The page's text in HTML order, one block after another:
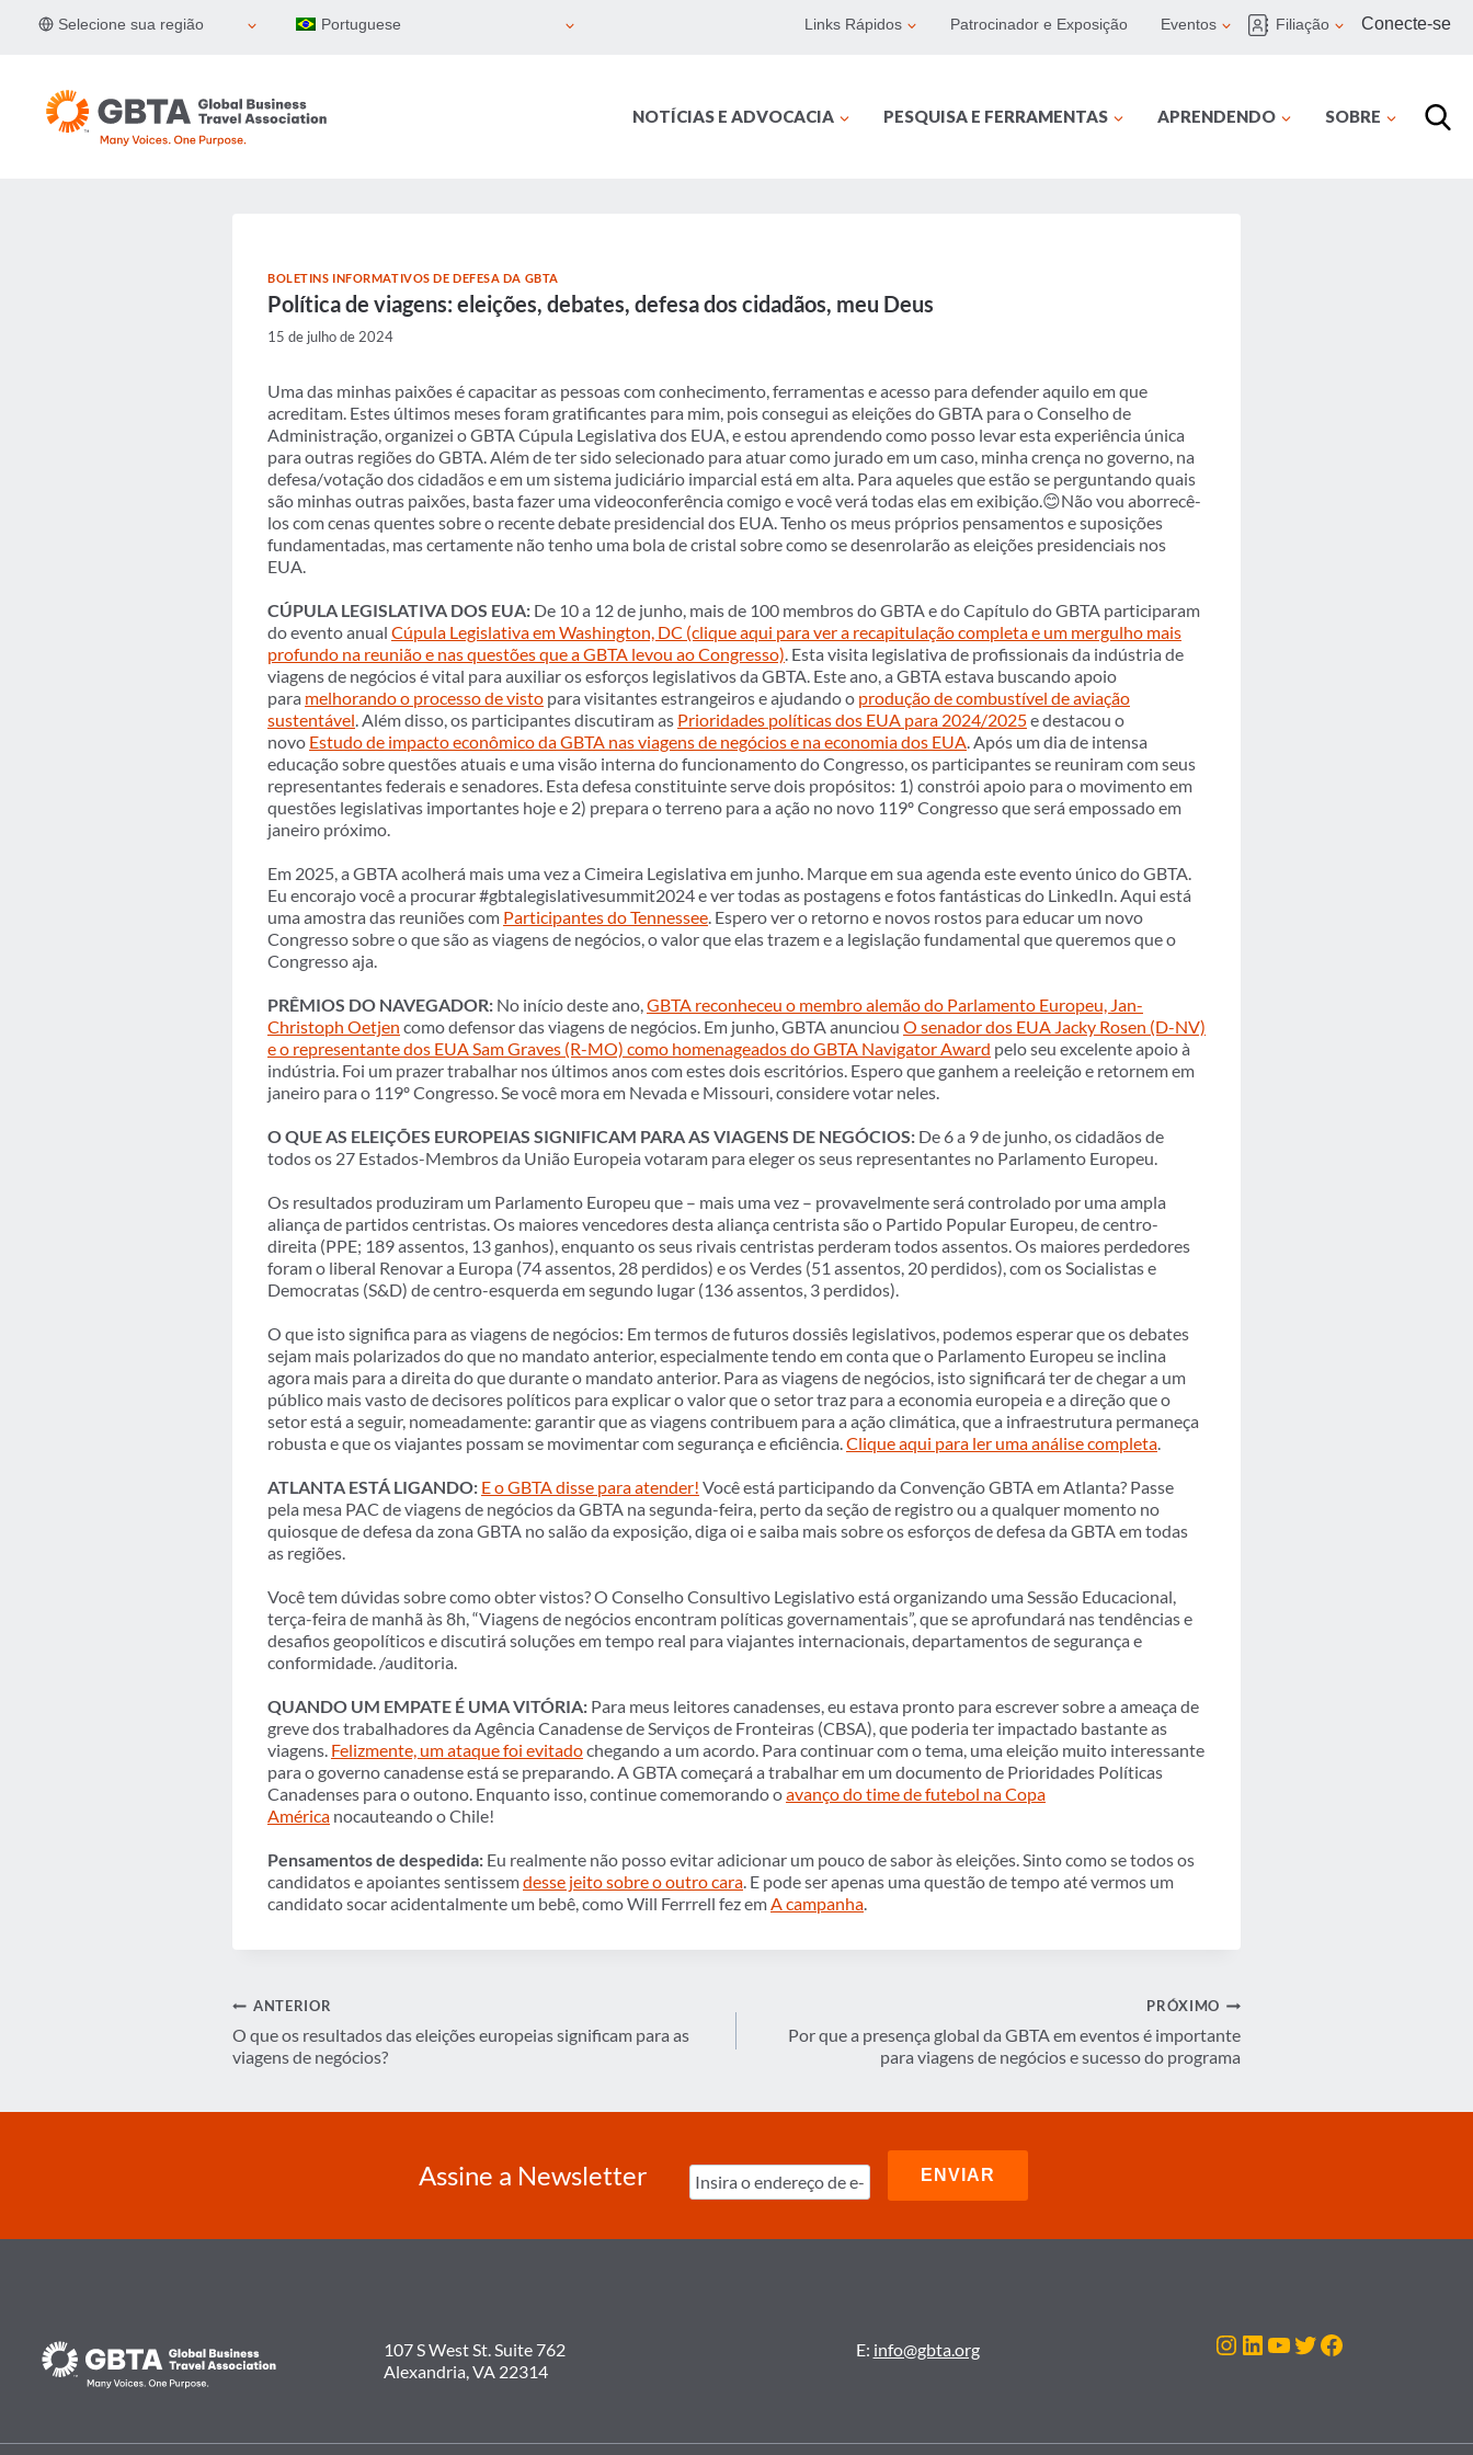
Selecione sua região Portuguese Links Rápidos Patrocinador e Exposição Eventos Filiação Conecte-se
NOTÍCIAS E ADVOCACIA PESQUISA E FERRAMENTAS APRENDENDO SOBRE
BOLETINS INFORMATIVOS DE DEFESA DA GBTA
Política de viagens: eleições, debates, defesa dos cidadãos, meu Deus
15 de julho de 2024
Uma das minhas paixões é capacitar as pessoas com conhecimento, ferramentas e acesso para defender aquilo em que
acreditam. Estes últimos meses foram gratificantes para mim, pois consegui as eleições do GBTA para o Conselho de
Administração, organizei o GBTA Cúpula Legislativa dos EUA, e estou aprendendo como posso levar esta experiência única
para outras regiões do GBTA. Além de ter sido selecionado para atuar como jurado em um caso, minha crença no governo, na
defesa/votação dos cidadãos e em um sistema judiciário imparcial está em alta. Para aqueles que estão se perguntando quais
são minhas outras paixões, basta fazer uma videoconferência comigo e você verá todas elas em exibição.😊Não vou aborrecê-
los com cenas quentes sobre o recente debate presidencial dos EUA. Tenho os meus próprios pensamentos e suposições
fundamentadas, mas certamente não tenho uma bola de cristal sobre como se desenrolarão as eleições presidenciais nos
EUA.
CÚPULA LEGISLATIVA DOS EUA: De 10 a 12 de junho, mais de 100 membros do GBTA e do Capítulo do GBTA participaram
do evento anual Cúpula Legislativa em Washington, DC (clique aqui para ver a recapitulação completa e um mergulho mais
profundo na reunião e nas questões que a GBTA levou ao Congresso). Esta visita legislativa de profissionais da indústria de
viagens de negócios é vital para auxiliar os esforços legislativos da GBTA. Este ano, a GBTA estava buscando apoio
para melhorando o processo de visto para visitantes estrangeiros e ajudando o produção de combustível de aviação
sustentável. Além disso, os participantes discutiram as Prioridades políticas dos EUA para 2024/2025e destacou o
novo Estudo de impacto econômico da GBTA nas viagens de negócios e na economia dos EUA. Após um dia de intensa
educação sobre questões atuais e uma visão interna do funcionamento do Congresso, os participantes se reuniram com seus
representantes federais e senadores. Esta defesa constituinte serve dois propósitos: 1) constrói apoio para o movimento em
questões legislativas importantes hoje e 2) prepara o terreno para a ação no novo 119º Congresso que será empossado em
janeiro próximo.
Em 2025, a GBTA acolherá mais uma vez a Cimeira Legislativa em junho. Marque em sua agenda este evento único do GBTA.
Eu encorajo você a procurar #gbtalegislativesummit2024 e ver todas as postagens e fotos fantásticas do LinkedIn. Aqui está
uma amostra das reuniões com Participantes do Tennessee. Espero ver o retorno e novos rostos para educar um novo
Congresso sobre o que são as viagens de negócios, o valor que elas trazem e a legislação fundamental que queremos que o
Congresso aja.
PRÊMIOS DO NAVEGADOR: No início deste ano,GBTA reconheceu o membro alemão do Parlamento Europeu, Jan-
Christoph Oetjen como defensor das viagens de negócios. Em junho, GBTA anunciou O senador dos EUA Jacky Rosen (D-NV)
e o representante dos EUA Sam Graves (R-MO) como homenageados do GBTA Navigator Award pelo seu excelente apoio à
indústria. Foi um prazer trabalhar nos últimos anos com estes dois escritórios. Espero que ganhem a reeleição e retornem em
janeiro para o 119º Congresso. Se você mora em Nevada e Missouri, considere votar neles.
O QUE AS ELEIÇÕES EUROPEIAS SIGNIFICAM PARA AS VIAGENS DE NEGÓCIOS: De 6 a 9 de junho, os cidadãos de
todos os 27 Estados-Membros da União Europeia votaram para eleger os seus representantes no Parlamento Europeu.
Os resultados produziram um Parlamento Europeu que – mais uma vez – provavelmente será controlado por uma ampla
aliança de partidos centristas. Os maiores vencedores desta aliança centrista são o Partido Popular Europeu, de centro-
direita (PPE; 189 assentos, 13 ganhos), enquanto os seus rivais centristas perderam todos assentos. Os maiores perdedores
foram o liberal Renovar a Europa (74 assentos, 28 perdidos) e os Verdes (51 assentos, 20 perdidos), com os Socialistas e
Democratas (S&D) de centro-esquerda em segundo lugar (136 assentos, 3 perdidos).
O que isto significa para as viagens de negócios: Em termos de futuros dossiês legislativos, podemos esperar que os debates
sejam mais polarizados do que no mandato anterior, especialmente tendo em conta que o Parlamento Europeu se inclina
agora mais para a direita do que durante o mandato anterior. Para as viagens de negócios, isto significará ter de chegar a um
público mais vasto de decisores políticos para explicar o valor que o setor traz para a economia europeia e a direção que o
setor está a seguir, nomeadamente: garantir que as viagens contribuem para a ação climática, que a infraestrutura permaneça
robusta e que os viajantes possam se movimentar com segurança e eficiência.Clique aqui para ler uma análise completa.
ATLANTA ESTÁ LIGANDO: E o GBTA disse para atender! Você está participando da Convenção GBTA em Atlanta? Passe
pela mesa PAC de viagens de negócios da GBTA na segunda-feira, perto da seção de registro ou a qualquer momento no
quiosque de defesa da zona GBTA no salão da exposição, diga oi e saiba mais sobre os esforços de defesa da GBTA em todas
as regiões.
Você tem dúvidas sobre como obter vistos? O Conselho Consultivo Legislativo está organizando uma Sessão Educacional,
terça-feira de manhã às 8h, “Viagens de negócios encontram políticas governamentais”, que se aprofundará nas tendências e
desafios geopolíticos e discutirá soluções em tempo real para viajantes internacionais, departamentos de segurança e
conformidade. /auditoria.
QUANDO UM EMPATE É UMA VITÓRIA: Para meus leitores canadenses, eu estava pronto para escrever sobre a ameaça de
greve dos trabalhadores da Agência Canadense de Serviços de Fronteiras (CBSA), que poderia ter impactado bastante as
viagens. Felizmente, um ataque foi evitadochegando a um acordo. Para continuar com o tema, uma eleição muito interessante
para o governo canadense está se preparando. A GBTA começará a trabalhar em um documento de Prioridades Políticas
Canadenses para o outono. Enquanto isso, continue comemorando oavanço do time de futebol na Copa
América nocauteando o Chile!
Pensamentos de despedida: Eu realmente não posso evitar adicionar um pouco de sabor às eleições. Sinto como se todos os
candidatos e apoiantes sentissemdesse jeito sobre o outro cara. E pode ser apenas uma questão de tempo até vermos um
candidato socar acidentalmente um bebê, como Will Ferrrell fez emA campanha.
Navegação
de
Post
ANTERIOR
O que os resultados das eleições europeias significam para as
viagens de negócios?
PRÓXIMO
Por que a presença global da GBTA em eventos é importante
para viagens de negócios e sucesso do programa
Assine a Newsletter
107 S West St. Suite 762
Alexandria, VA 22314
E: info@gbta.org Instagram
LinkedIn
Youtube
Twitter
Facebook